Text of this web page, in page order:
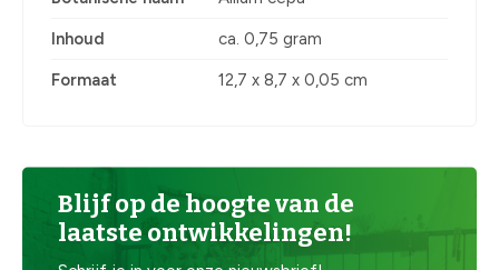
Inhoud ca. 0,75 gram
Formaat 12,7 x 8,7 x 0,05 cm
Blijf op de hoogte van de
laatste ontwikkelingen!